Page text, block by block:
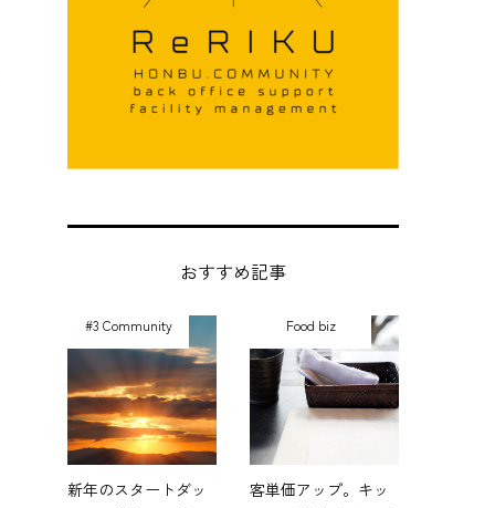
おすすめ記事
#3 Community
新年のスタートダッ
Food biz
客単価アップ。キッ